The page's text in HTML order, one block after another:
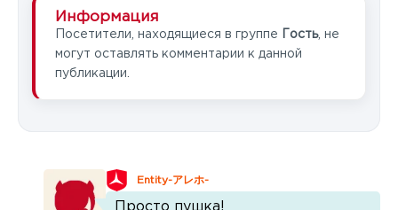
Информация
Посетители, находящиеся в группе Гость, не
могут оставлять комментарии к данной
публикации.
Entity-アレホ-
Просто пушка!